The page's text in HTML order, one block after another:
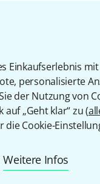
Einkaufserlebnis
personalisierte
der Nutzung von
„Geht klar“ zu (
Cookie-
Weitere Infos